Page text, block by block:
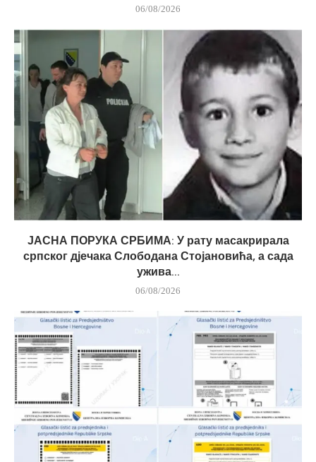
06/08/2026
ЈАСНА ПОРУКА СРБИМА: У рату масакрирала
српског дјечака Слободана Стојановића, а сада
ужива...
06/08/2026